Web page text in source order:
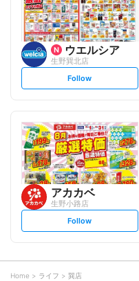
ウエルシア
生野巽北店
s
t
l
o
w
Follow
アカカベ
生野小路店
s
t
o
Follow
Home ライフ 巽店